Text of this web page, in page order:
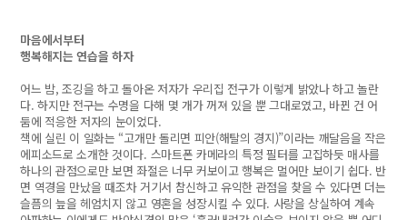
마음에서부터
행복해지는 연습을 하자
어느 밤, 조깅을 하고 돌아온 저자가 우리집 전구가 이렇게 밝았나 하고 놀란
다. 하지만 전구는 수명을 다해 몇 개가 꺼져 있을 뿐 그대로였고, 바뀐 건 어
둠에 적응한 저자의 눈이었다.
책에 실린 이 일화는 “고개만 돌리면 피안(해탈의 경지)”이라는 깨달음을 작은
에피소드로 소개한 것이다. 스마트폰 카메라의 특정 필터를 고집하듯 매사를
하나의 관점으로만 보면 좌절은 너무 커보이고 행복은 멀어만 보이기 쉽다. 반
면 역경을 만났을 때조차 거기서 참신하고 유익한 관점을 찾을 수 있다면 더는
슬픔의 늪을 헤엄치지 않고 영혼을 성장시킬 수 있다. 사랑을 상실하여 계속